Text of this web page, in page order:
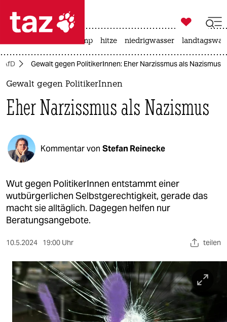
 taz zahl ich
taz zahl ich
themen
politik
öko
gesellschaft
kultur
sport
wahrheit
verlag
verlag

taz zahl ich
usa unter trump hitze niedrigwasser
AfD Gewalt gegen PolitikerInnen: Eher Narzissmus als Nazismus
Gewalt gegen PolitikerInnen
Eher Narzissmus als Nazismus
Kommentar von Stefan Reinecke
Wut gegen PolitikerInnen entstammt einer
wutbürgerlichen Selbstgerechtigkeit, gerade das
macht sie alltäglich. Dagegen helfen nur
Beratungsangebote.
10.5.2024 19:00 Uhr teilen